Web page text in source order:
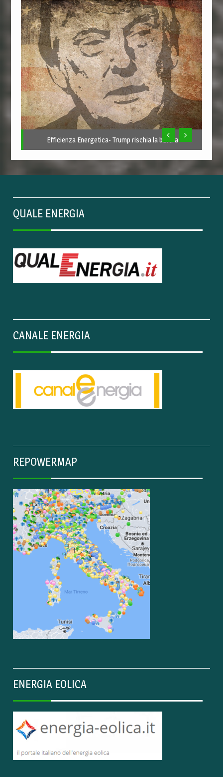
Efficienza Energetica- Trump rischia la bufera
QUALE ENERGIA
CANALE ENERGIA
REPOWERMAP
ENERGIA EOLICA